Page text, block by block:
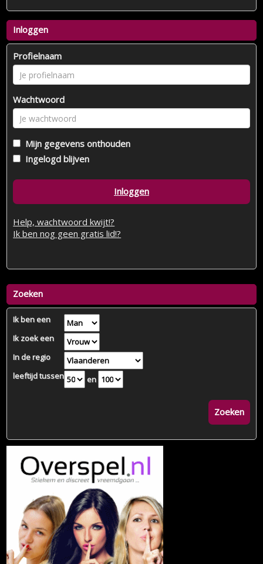
Inloggen
Profielnaam
Wachtwoord
Mijn gegevens onthouden
Ingelogd blijven
Inloggen
Help, wachtwoord kwijt!?
Ik ben nog geen gratis lid!?
Zoeken
Ik ben een
Ik zoek een
In de regio
leeftijd tussen
en
Zoeken